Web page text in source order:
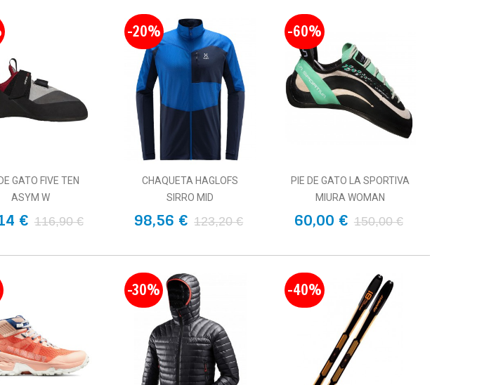
GATO FIVE TEN
ASYM W
€ 116,90 €
-20%
CHAQUETA HAGLOFS
SIRRO MID
98,56 € 123,20 €
-60%
PIE DE GATO LA SPORTIVA
MIURA WOMAN
60,00 € 150,00 €
-30% -40%